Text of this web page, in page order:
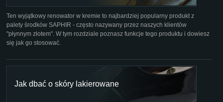
Ten wyjątkowy renowator w kremie to najbardziej popularny produkt z
palety środków SAPHIR - często nazywany przez naszych klientów
"płynnym złotem". W tym rozdziale poznasz funkcje tego produktu i dowiesz
się jak go stosować.
Jak dbać o skóry lakierowane